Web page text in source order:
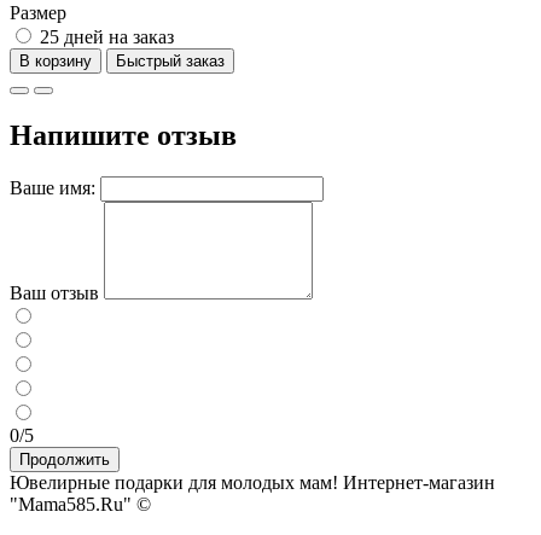
Размер
25 дней на заказ
В корзину
Напишите отзыв
Ваше имя:
Ваш отзыв
0/5
Продолжить
Ювелирные подарки для молодых мам! Интернет-магазин
"Mama585.Ru" ©